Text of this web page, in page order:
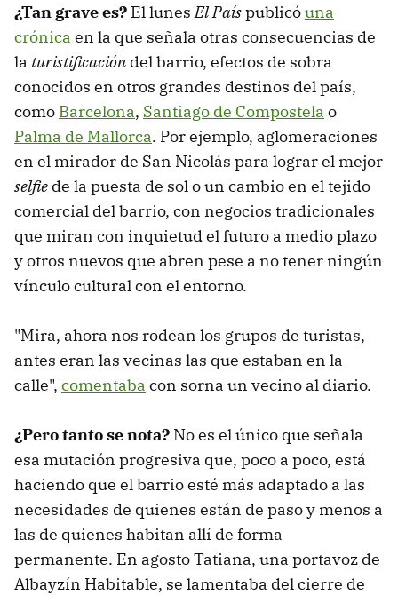
¿Tan grave es? El lunesEl Paíspublicóuna
crónica en la que señala otras consecuencias de
la turistificación del barrio, efectos de sobra
conocidos en otros grandes destinos del país,
como Barcelona, Santiago de Compostela o
Palma de Mallorca. Por ejemplo, aglomeraciones
en el mirador de San Nicolás para lograr el mejor
selfie de la puesta de sol o un cambio en el tejido
comercial del barrio, con negocios tradicionales
que miran con inquietud el futuro a medio plazo
y otros nuevos que abren pese a no tener ningún
vínculo cultural con el entorno.
"Mira, ahora nos rodean los grupos de turistas,
antes eran las vecinas las que estaban en la
calle", comentaba con sorna un vecino al diario.
¿Pero tanto se nota? No es el único que señala
esa mutación progresiva que, poco a poco, está
haciendo que el barrio esté más adaptado a las
necesidades de quienes están de paso y menos a
las de quienes habitan allí de forma
permanente. En agosto Tatiana, una portavoz de
Albayzín Habitable, se lamentaba del cierre de